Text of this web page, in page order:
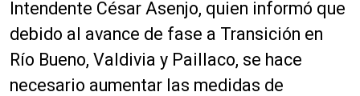
Intendente César Asenjo, quien informó que
debido al avance de fase a Transición en
Río Bueno, Valdivia y Paillaco, se hace
necesario aumentar las medidas de